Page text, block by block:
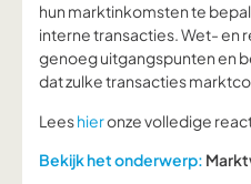
hun marktinkomsten te
interne transacties. Wet- en
genoeg uitgangspunten en
dat zulke transacties
Leeshieronze volledige
Bekijk het onderwerp: